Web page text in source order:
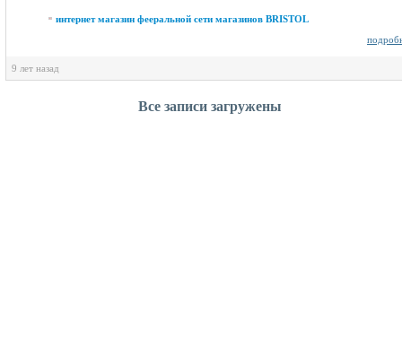
интернет магазин фееральной сети магазинов BRISTOL
9 лет назад
Все записи загружены